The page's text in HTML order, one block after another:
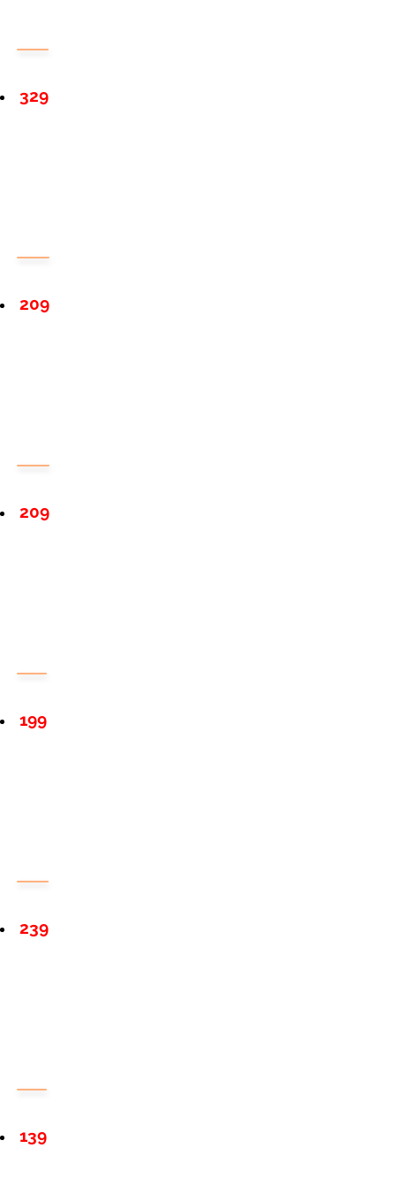
329
209
209
199
239
139